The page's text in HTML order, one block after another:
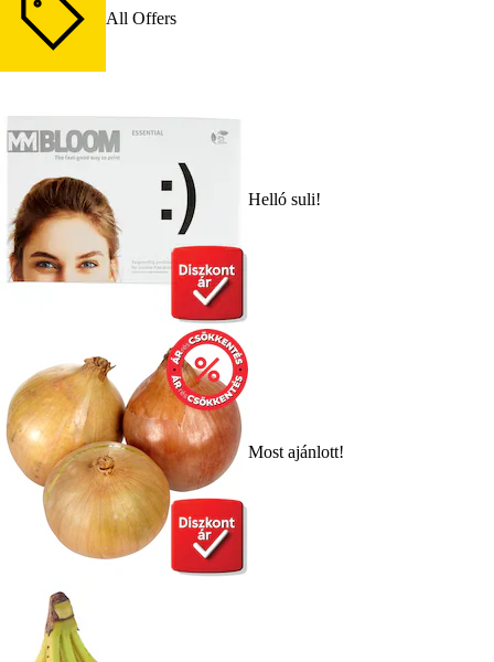
All Offers
Helló suli!
Most ajánlott!